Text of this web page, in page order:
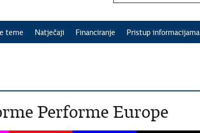
teme Natječaji Financiranje Pristup informacijama
Performe Europe